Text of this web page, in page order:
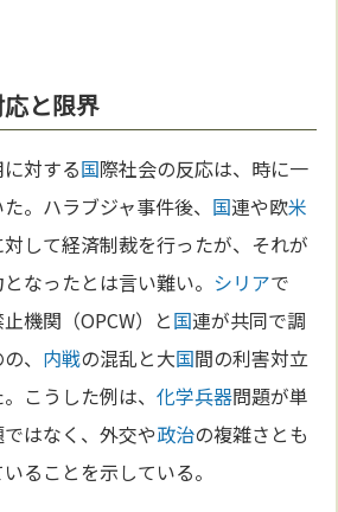
と限界
対する国際社会の反応は、時に一
。ハラブジャ事件後、 国連や欧米
対して経済制裁を行ったが、それが
なったとは言い難い。 シリアで
機関（OPCW）と国連が共同で調
、 内戦の混乱と大国間の利害対立
こうした例は、化学兵器問題が単
はなく、外交や政治の複雑さとも
ることを示している。